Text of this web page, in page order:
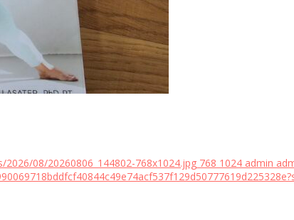
08/20260806_144802-768x1024.jpg 768 1024 admin